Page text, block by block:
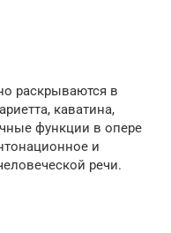
раскрываются в
каватина,
функции в опере
и
речи.